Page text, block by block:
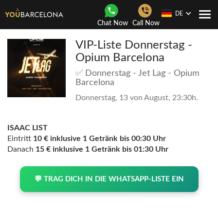
Chat Now Call Now
DE
VIP-Liste Donnerstag -
Opium Barcelona
✅ Donnerstag - Jet Lag - Opium
Barcelona
Donnerstag, 13 von August, 23:30h.
ISAAC LIST
Eintritt 10 € inklusive 1 Getränk bis 00:30 Uhr
Danach 15 € inklusive 1 Getränk bis 01:30 Uhr
💬 TRAG DICH IN DIE WHATSAPP-LISTE EIN